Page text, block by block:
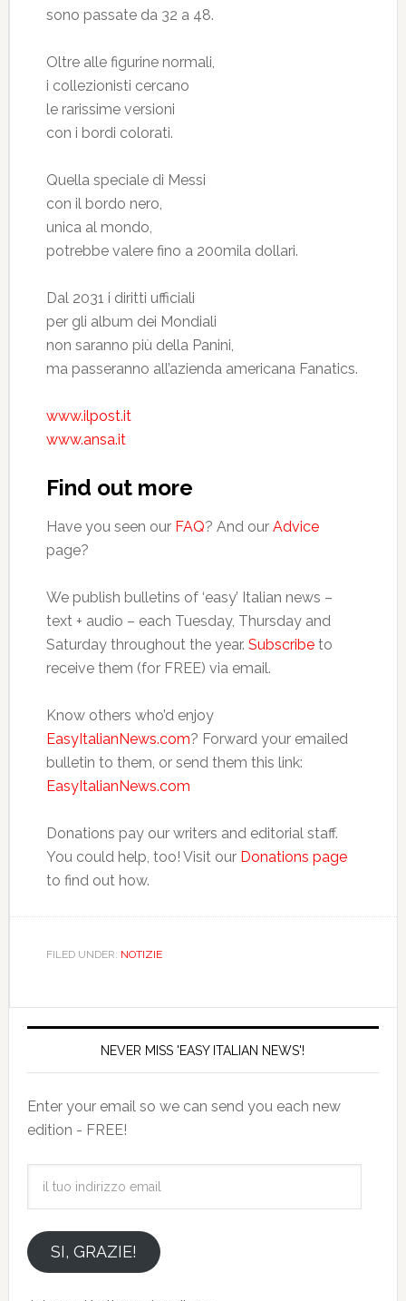
sono passate da 32 a 48.
Oltre alle figurine normali,
i collezionisti cercano
le rarissime versioni
con i bordi colorati.
Quella speciale di Messi
con il bordo nero,
unica al mondo,
potrebbe valere fino a 200mila dollari.
Dal 2031 i diritti ufficiali
per gli album dei Mondiali
non saranno più della Panini,
ma passeranno all’azienda americana Fanatics.
www.ilpost.it
www.ansa.it
Find out more
Have you seen our FAQ? And our Advice
page?
We publish bulletins of ‘easy’ Italian news –
text + audio – each Tuesday, Thursday and
Saturday throughout the year. Subscribeto
receive them (for FREE) via email.
Know others who’d enjoy
EasyItalianNews.com? Forward your emailed
bulletin to them, or send them this link:
EasyItalianNews.com
Donations pay our writers and editorial staff.
You could help, too! Visit our Donations page
to find out how.
FILED UNDER: NOTIZIE
NEVER MISS 'EASY ITALIAN NEWS'!
Enter your email so we can send you each new
edition - FREE!
emailSI, GRAZIE!